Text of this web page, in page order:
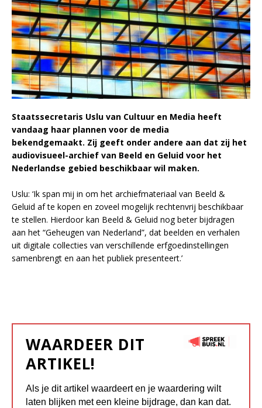
Staatssecretaris Uslu van Cultuur en Media heeft
vandaag haar plannen voor de media
bekendgemaakt. Zij geeft onder andere aan dat zij het
audiovisueel-archief van Beeld en Geluid voor het
Nederlandse gebied beschikbaar wil maken.
Uslu: ‘Ik span mij in om het archiefmateriaal van Beeld &
Geluid af te kopen en zoveel mogelijk rechtenvrij beschikbaar
te stellen. Hierdoor kan Beeld & Geluid nog beter bijdragen
aan het “Geheugen van Nederland”, dat beelden en verhalen
uit digitale collecties van verschillende erfgoedinstellingen
samenbrengt en aan het publiek presenteert.’
WAARDEER DIT
ARTIKEL!
Als je dit artikel waardeert en je waardering wilt
laten blijken met een kleine bijdrage, dan kan dat.